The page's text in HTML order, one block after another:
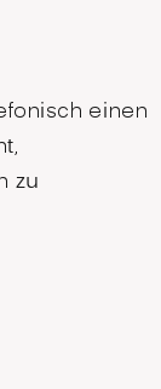
einen
zu